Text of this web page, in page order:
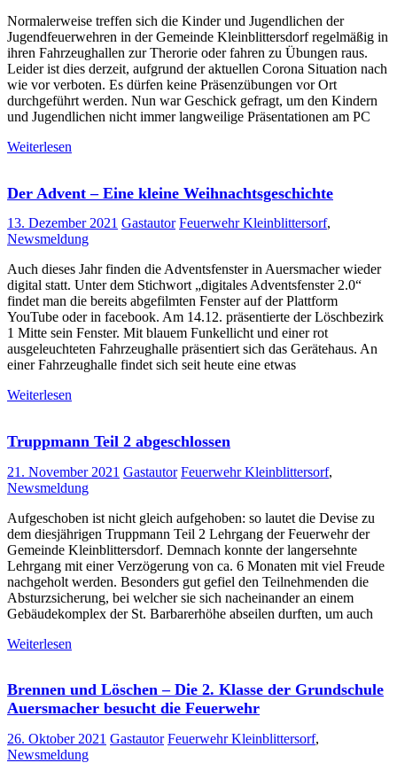
Normalerweise treffen sich die Kinder und Jugendlichen der
Jugendfeuerwehren in der Gemeinde Kleinblittersdorf regelmäßig in
ihren Fahrzeughallen zur Therorie oder fahren zu Übungen raus.
Leider ist dies derzeit, aufgrund der aktuellen Corona Situation nach
wie vor verboten. Es dürfen keine Präsenzübungen vor Ort
durchgeführt werden. Nun war Geschick gefragt, um den Kindern
und Jugendlichen nicht immer langweilige Präsentationen am PC
Weiterlesen
Der Advent – Eine kleine Weihnachtsgeschichte
13. Dezember 2021 Gastautor Feuerwehr Kleinblittersorf,
Newsmeldung
Auch dieses Jahr finden die Adventsfenster in Auersmacher wieder
digital statt. Unter dem Stichwort „digitales Adventsfenster 2.0“
findet man die bereits abgefilmten Fenster auf der Plattform
YouTube oder in facebook. Am 14.12. präsentierte der Löschbezirk
1 Mitte sein Fenster. Mit blauem Funkellicht und einer rot
ausgeleuchteten Fahrzeughalle präsentiert sich das Gerätehaus. An
einer Fahrzeughalle findet sich seit heute eine etwas
Weiterlesen
Truppmann Teil 2 abgeschlossen
21. November 2021 Gastautor Feuerwehr Kleinblittersorf,
Newsmeldung
Aufgeschoben ist nicht gleich aufgehoben: so lautet die Devise zu
dem diesjährigen Truppmann Teil 2 Lehrgang der Feuerwehr der
Gemeinde Kleinblittersdorf. Demnach konnte der langersehnte
Lehrgang mit einer Verzögerung von ca. 6 Monaten mit viel Freude
nachgeholt werden. Besonders gut gefiel den Teilnehmenden die
Absturzsicherung, bei welcher sie sich nacheinander an einem
Gebäudekomplex der St. Barbarerhöhe abseilen durften, um auch
Weiterlesen
Brennen und Löschen – Die 2. Klasse der Grundschule
Auersmacher besucht die Feuerwehr
26. Oktober 2021 Gastautor Feuerwehr Kleinblittersorf,
Newsmeldung